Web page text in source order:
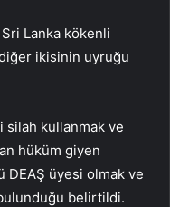
Lanka kökenli
ikisinin uyruğu
silah kullanmak ve
hüküm giyen
DEAŞ üyesi olmak ve
belirtildi.